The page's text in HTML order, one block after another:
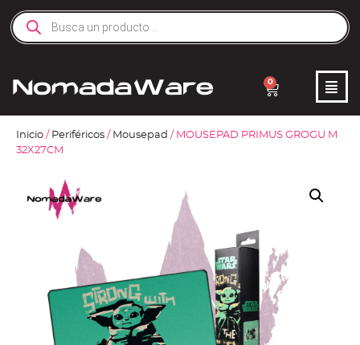
0
Inicio / Periféricos / Mousepad / MOUSEPAD PRIMUS GROGU M
32X27CM